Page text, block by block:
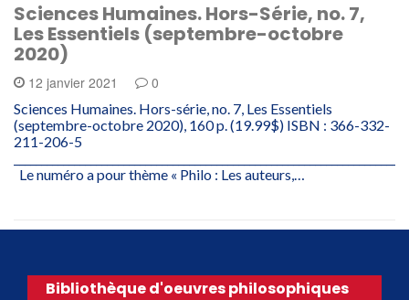
Sciences Humaines. Hors-Série, no. 7,
Les Essentiels (septembre-octobre
2020)
12 janvier 2021 0
Sciences Humaines. Hors-série, no. 7, Les Essentiels
(septembre-octobre 2020), 160 p. (19.99$) ISBN : 366-332-
211-206-5
Le numéro a pour thème « Philo : Les auteurs,…
Bibliothèque d'oeuvres philosophiques